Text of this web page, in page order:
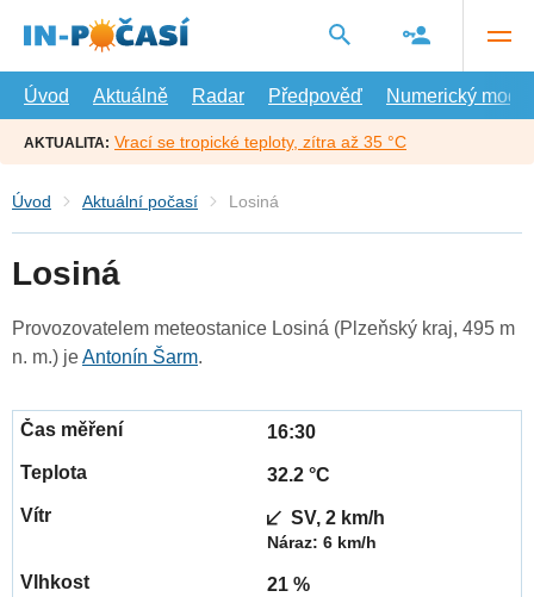
hlavní
Úvod
Aktuálně Radar Předpověď Numerický model
AKTUALITA: Vrací se tropické teploty, zítra až 35 °C
Úvod Aktuální počasí Losiná
Losiná
Provozovatelem meteostanice Losiná (Plzeňský kraj, 495 m
n. m.) jeAntonín Šarm.
16:30
32.2 °C
SV, 2 km/h
Náraz: 6 km/h
21 %